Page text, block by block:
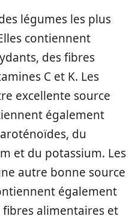
légumes les plus
contiennent
des fibres
C et K. Les
excellente source
également
du
et du potassium. Les
autre bonne source
également
alimentaires et